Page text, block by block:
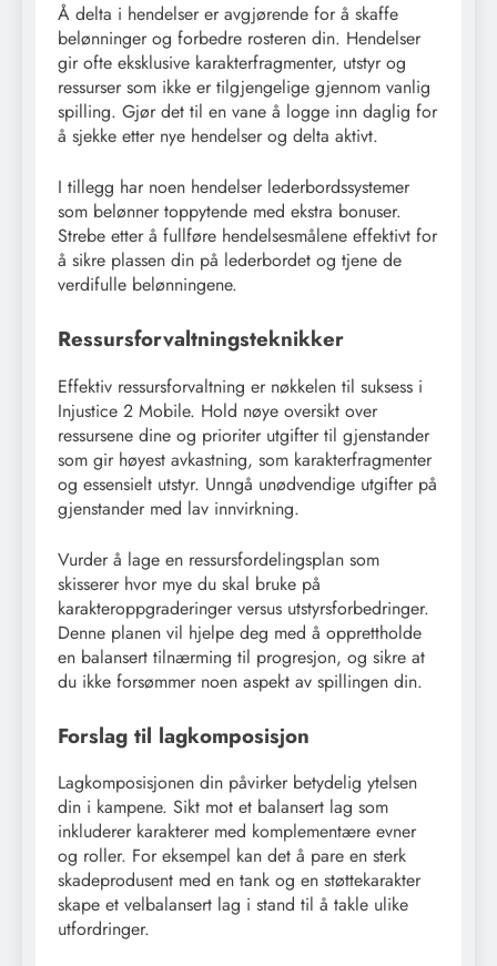
Å delta i hendelser er avgjørende for å skaffe
belønninger og forbedre rosteren din. Hendelser
gir ofte eksklusive karakterfragmenter, utstyr og
ressurser som ikke er tilgjengelige gjennom vanlig
spilling. Gjør det til en vane å logge inn daglig for
å sjekke etter nye hendelser og delta aktivt.
I tillegg har noen hendelser lederbordssystemer
som belønner toppytende med ekstra bonuser.
Strebe etter å fullføre hendelsesmålene effektivt for
å sikre plassen din på lederbordet og tjene de
verdifulle belønningene.
Ressursforvaltningsteknikker
Effektiv ressursforvaltning er nøkkelen til suksess i
Injustice 2 Mobile. Hold nøye oversikt over
ressursene dine og prioriter utgifter til gjenstander
som gir høyest avkastning, som karakterfragmenter
og essensielt utstyr. Unngå unødvendige utgifter på
gjenstander med lav innvirkning.
Vurder å lage en ressursfordelingsplan som
skisserer hvor mye du skal bruke på
karakteroppgraderinger versus utstyrsforbedringer.
Denne planen vil hjelpe deg med å opprettholde
en balansert tilnærming til progresjon, og sikre at
du ikke forsømmer noen aspekt av spillingen din.
Forslag til lagkomposisjon
Lagkomposisjonen din påvirker betydelig ytelsen
din i kampene. Sikt mot et balansert lag som
inkluderer karakterer med komplementære evner
og roller. For eksempel kan det å pare en sterk
skadeprodusent med en tank og en støttekarakter
skape et velbalansert lag i stand til å takle ulike
utfordringer.